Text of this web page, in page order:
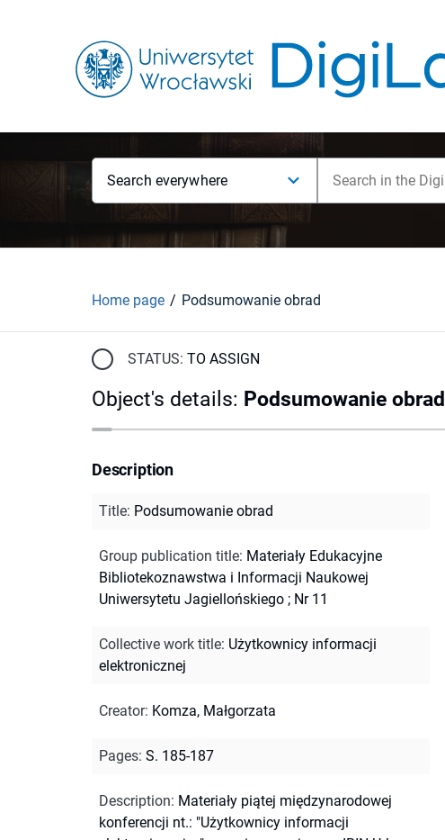
Search everywhere
Home page Podsumowanie obrad
STATUS: TO ASSIGN
Object's details: Podsumowanie obrad
Description
Title: Podsumowanie obrad
Group publication title: Materiały Edukacyjne
Bibliotekoznawstwa i Informacji Naukowej
Uniwersytetu Jagiellońskiego ; Nr 11
Collective work title: Użytkownicy informacji
elektronicznej
Creator: Komza, Małgorzata
Pages: S. 185-187
Description: Materiały piątej międzynarodowej
konferencji nt.: "Użytkownicy informacji